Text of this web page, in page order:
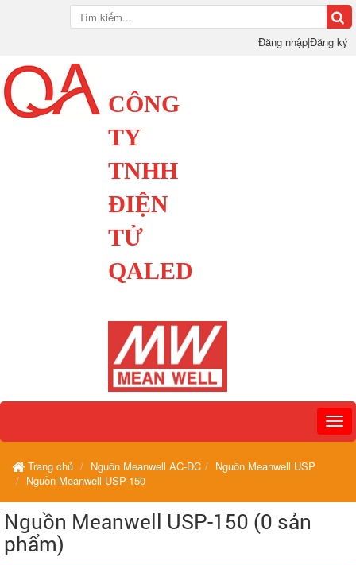
Đăng nhập|Đăng ký
CÔNG
TY
TNHH
ĐIỆN
TỬ
QALED
Trang chủ Nguồn Meanwell AC-DC
Nguồn Meanwell USP
Nguồn Meanwell USP-150
Nguồn Meanwell USP-150 (0 sản
phẩm)